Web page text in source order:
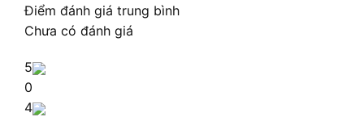
Điểm đánh giá trung bình
Chưa có đánh giá
5
0
4